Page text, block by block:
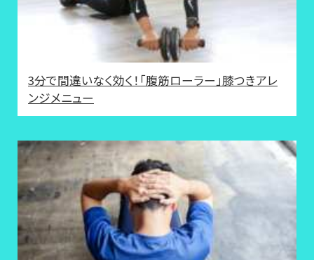
3分で間違いなく効く！「腹筋ローラー」膝つきアレ
ンジメニュー